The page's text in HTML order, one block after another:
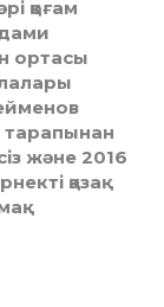
қоғам
ортасы
және 2016
қазақ